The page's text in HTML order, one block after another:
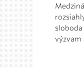
výzvam